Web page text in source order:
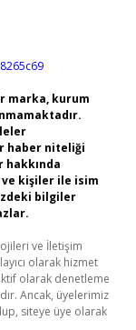
marka, kurum
haber niteliği
hakkında
ve kişiler ile isim
bilgiler
ve İletişim
olarak hizmet
olarak denetleme
Ancak, üyelerimiz
siteye üye olarak